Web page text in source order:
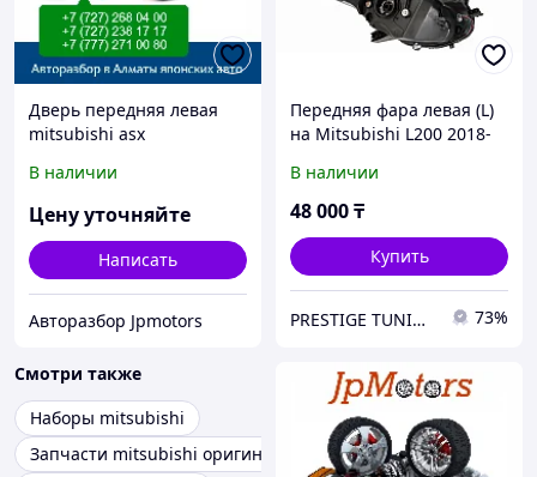
Дверь передняя левая
mitsubishi asx
В наличии
Цену уточняйте
Написать
Авторазбор Jpmotors
Передняя фара левая (L)
на Mitsubishi L200 2018-
В наличии
48 000₸
Купить
PRESTIGE TUNING 73%
Смотри также
Наборы mitsubishi
Запчасти mitsubishi оригинал